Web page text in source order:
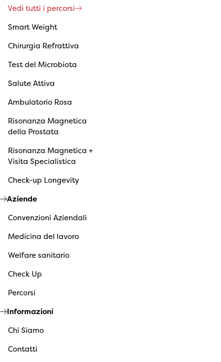
Vedi tutti i percorsi
Smart Weight
Chirurgia Refrattiva
Test del Microbiota
Salute Attiva
Ambulatorio Rosa
Risonanza Magnetica
della Prostata
Risonanza Magnetica +
Visita Specialistica
Check-up Longevity
Aziende
Convenzioni Aziendali
Medicina del lavoro
Welfare sanitario
Check Up
Percorsi
Informazioni
Chi Siamo
Contatti